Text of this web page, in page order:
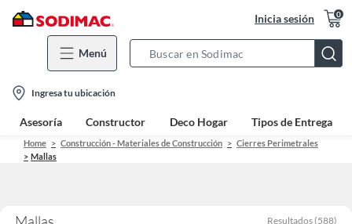
Inicia sesión 0
Menú
Bar
location-
icon
Ingresa tu ubicación
Asesoría Constructor Deco Hogar Tipos de Entrega
Home Construcción - Materiales de Construcción
Cierres Perimetrales
Mallas
Resultados (588)